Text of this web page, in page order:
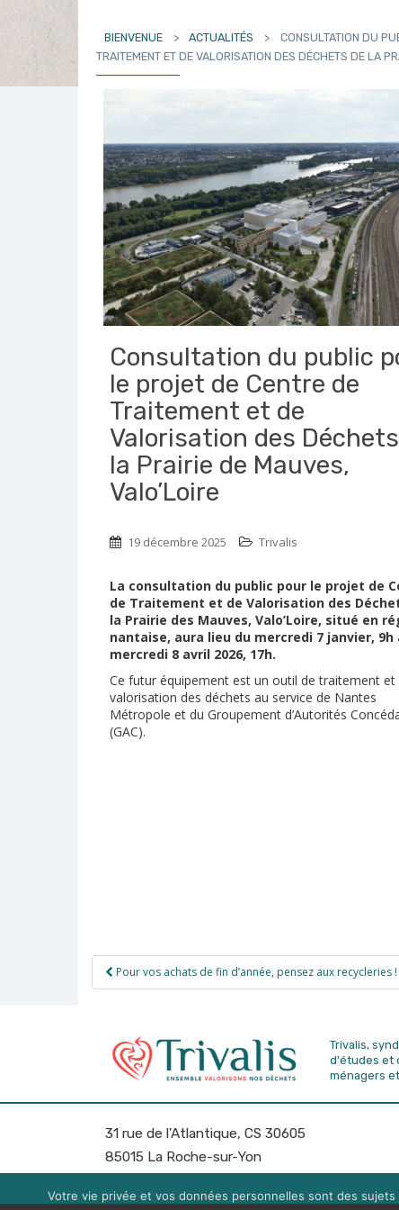
BIENVENUE > ACTUALITÉS >
CONSULTATION DU
TRAITEMENT ET DE VALORISATION DES DÉCHETS DE LA
Consultation du public
le projet de Centre de
Traitement et de
Valorisation des
la Prairie de Mauves,
Valo’Loire
19 décembre 2025 Trivalis
La consultation du public pour le projet de
de Traitement et de Valorisation des
la Prairie des Mauves, Valo’Loire, situé en
nantaise, aura lieu du mercredi 7 janvier, 9h
mercredi 8 avril 2026, 17h.
Ce futur équipement est un outil de traitement et
valorisation des déchets au service de Nantes
Métropole et du Groupement d’Autorités
(GAC).
Navigation
de
Pour vos achats de fin d’année, pensez aux recycleries !
Trivalis,
d'études et
ménagers
31 rue de l'Atlantique, CS 30605
85015 La Roche-sur-Yon
Votre vie privée et vos données personnelles sont des